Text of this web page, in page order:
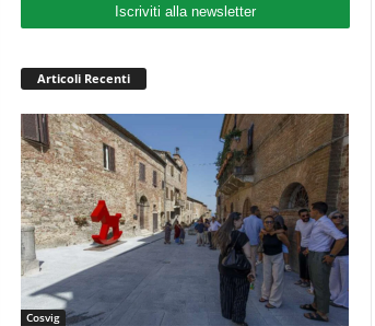
Iscriviti alla newsletter
Articoli Recenti
Cosvig